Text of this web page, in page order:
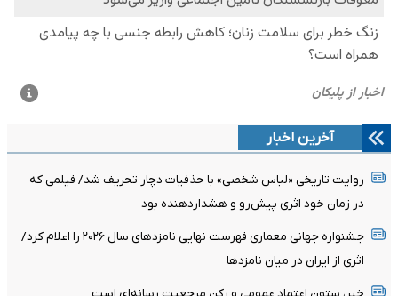
آخرین اخبار
روایت تاریخی «لباس شخصی» با حذفیات دچار تحریف شد/ فیلمی که
در زمان خود اثری پیش‌رو و هشداردهنده بود
جشنواره جهانی معماری فهرست نهایی نامزدهای سال ۲۰۲۶ را اعلام کرد/
اثری از ایران در میان نامزدها
خبر، ستون اعتماد عمومی و رکن مرجعیت رسانه‌ای است